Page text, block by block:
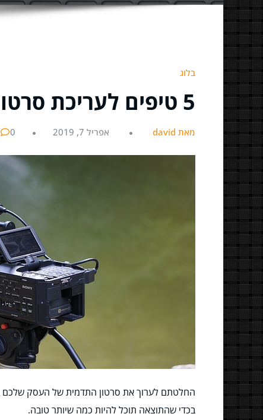
בלוג
5 טיפים לעריכת סרטוני תדמית באופן עצמאי
מאת david אפריל 7, 2019 0
החלטתם לערוך את סרטון התדמית של העסק שלכם
בכדי שהתוצאה תוכל להיות כמה שיותר טובה.